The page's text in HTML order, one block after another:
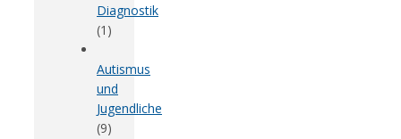
Diagnostik
(1)
Autismus
und
Jugendliche
(9)